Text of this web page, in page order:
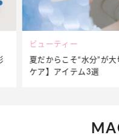
ビューティー
夏だからこそ“水分”が
ケア】アイテム3選